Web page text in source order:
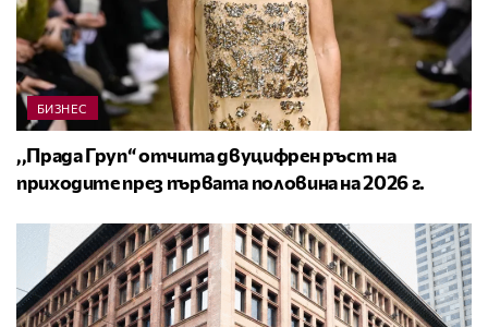
БИЗНЕС
,,Прада Груп“ отчита двуцифрен ръст на
приходите през първата половина на 2026 г.